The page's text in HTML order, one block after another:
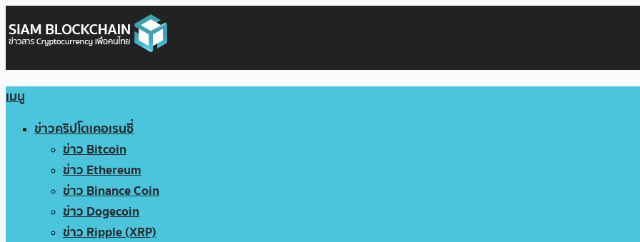
เมนู
ข่าวคริปโตเคอเรนซี่
ข่าว Bitcoin
ข่าว Ethereum
ข่าว Binance Coin
ข่าว Dogecoin
ข่าว Ripple (XRP)